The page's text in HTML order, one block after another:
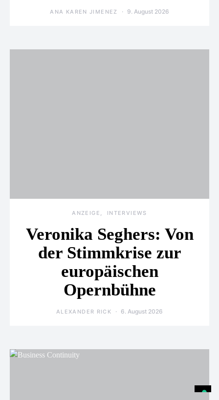
ANA KAREN JIMENEZ 9. August 2026
ANZEIGE INTERVIEWS
Veronika Seghers: Von
der Stimmkrise zur
europäischen
Opernbühne
ALEXANDER RICK 6. August 2026